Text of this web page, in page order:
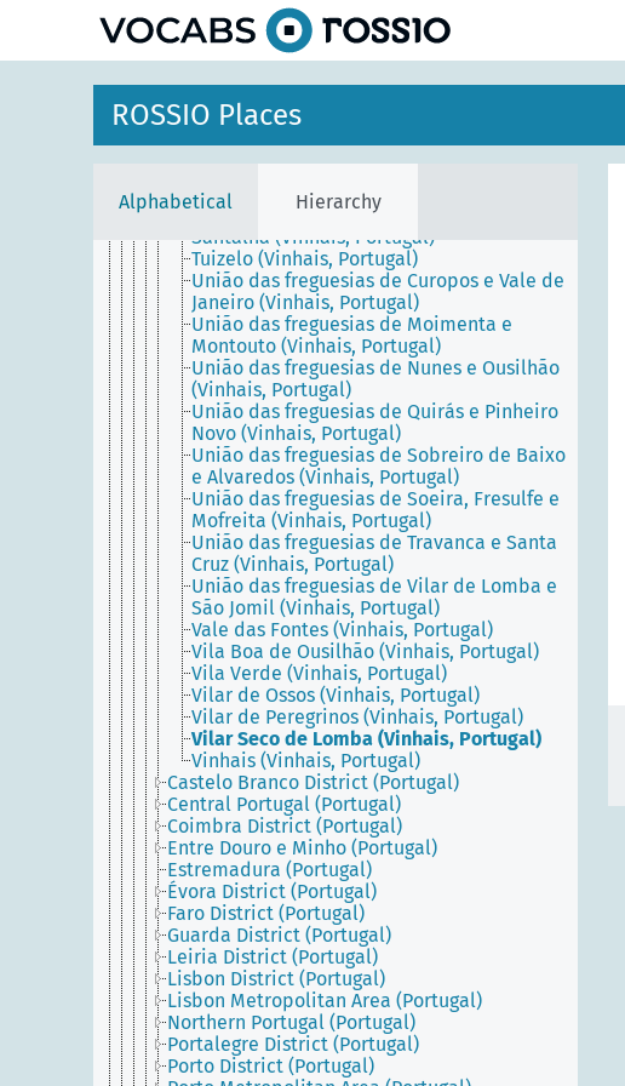
ROSSIO Places
Alphabetical Hierarchy
Vinhais (Portugal)
Agrochão (Vinhais, Portugal)
Candedo (Vinhais, Portugal)
Celas (Vinhais, Portugal)
Edral (Vinhais, Portugal)
Edrosa (Vinhais, Portugal)
Ervedosa (Vinhais, Portugal)
Paçó (Vinhais, Portugal)
Penhas Juntas (Vinhais, Portugal)
Rebordelo (Vinhais, Portugal)
Santalha (Vinhais, Portugal)
Tuizelo (Vinhais, Portugal)
União das freguesias de Curopos e Vale de
Janeiro (Vinhais, Portugal)
União das freguesias de Moimenta e
Montouto (Vinhais, Portugal)
União das freguesias de Nunes e Ousilhão
(Vinhais, Portugal)
União das freguesias de Quirás e Pinheiro
Novo (Vinhais, Portugal)
União das freguesias de Sobreiro de Baixo
e Alvaredos (Vinhais, Portugal)
União das freguesias de Soeira, Fresulfe e
Mofreita (Vinhais, Portugal)
União das freguesias de Travanca e Santa
Cruz (Vinhais, Portugal)
União das freguesias de Vilar de Lomba e
São Jomil (Vinhais, Portugal)
Vale das Fontes (Vinhais, Portugal)
Vila Boa de Ousilhão (Vinhais, Portugal)
Vila Verde (Vinhais, Portugal)
Vilar de Ossos (Vinhais, Portugal)
Vilar de Peregrinos (Vinhais, Portugal)
Vilar Seco de Lomba (Vinhais, Portugal)
Vinhais (Vinhais, Portugal)
Castelo Branco District (Portugal)
Central Portugal (Portugal)
Coimbra District (Portugal)
Entre Douro e Minho (Portugal)
Estremadura (Portugal)
Évora District (Portugal)
Faro District (Portugal)
Guarda District (Portugal)
Leiria District (Portugal)
Lisbon District (Portugal)
Lisbon Metropolitan Area (Portugal)
Northern Portugal (Portugal)
Portalegre District (Portugal)
Porto District (Portugal)